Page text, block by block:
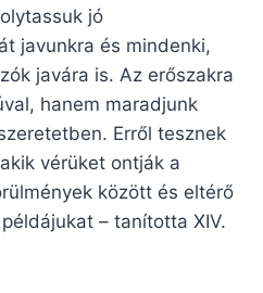
jó
javunkra és mindenki,
javára is. Az erőszakra
hanem maradjunk
Erről tesznek
vérüket ontják a
között és eltérő
– tanította XIV.